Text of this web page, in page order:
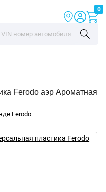
0
Ferodo аэр Ароматная
Ferodo